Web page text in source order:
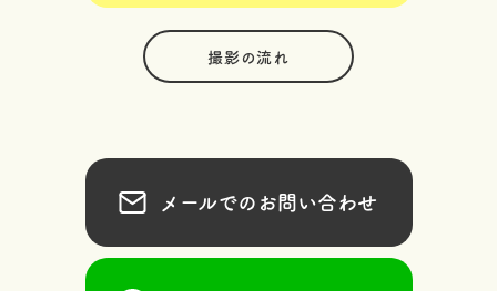
撮影の流れ
メールでのお問い合わせ